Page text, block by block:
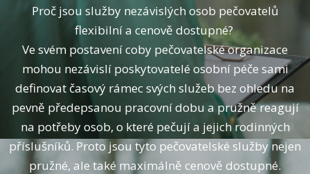
Proč jsou služby nezávislých osob pečovatelů
flexibilní a cenově dostupné?
Ve svém postavení coby pečovatelské organizace
mohou nezávislí poskytovatelé osobní péče sami
definovat časový rámec svých služeb bez ohledu na
pevně předepsanou pracovní dobu a pružně reagují
na potřeby osob, o které pečují a jejich rodinných
příslušníků. Proto jsou tyto pečovatelské služby nejen
pružné, ale také maximálně cenově dostupné.